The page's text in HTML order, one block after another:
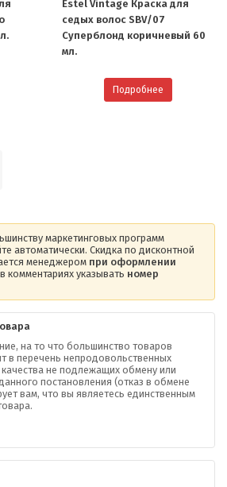
Estel Vintage Краска для
седых волос SBV/07
Cуперблонд коричневый 60
мл.
Подробнее
маркетинговых программ
автоматически. Скидка по дисконтной
менеджером при оформлении
комментариях указывать номер
на то что большинство товаров
в перечень непродовольственных
не подлежащих обмену или
постановления (отказ в обмене
вам, что вы являетесь единственным